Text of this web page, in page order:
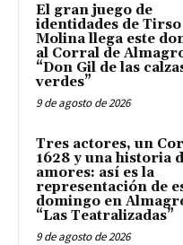
El gran juego de
identidades de Tirso
Molina llega este
al Corral de
“Don Gil de las
verdes”
9 de agosto de 2026
Tres actores, un
1628 y una historia
amores: así es la
representación de
domingo en
“Las Teatralizadas”
9 de agosto de 2026